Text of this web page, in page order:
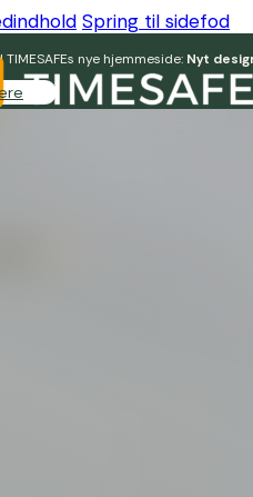
Spring til sidefod
nye hjemmeside: Nyt